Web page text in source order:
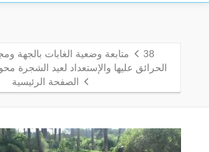
38
متابعة وضعية الغابات بالجهة
الحرائق عليها والإستعداد لعيد الشجرة
الصفحة الرئيسية